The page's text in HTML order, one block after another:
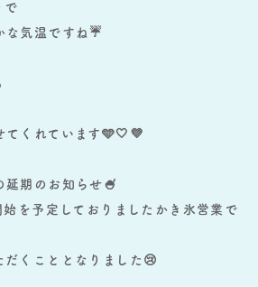
で
な気温ですね☔️
てくれています🩵🤍💜
延期のお知らせ🍧
を予定しておりましたかき氷営業で
だくこととなりました😢